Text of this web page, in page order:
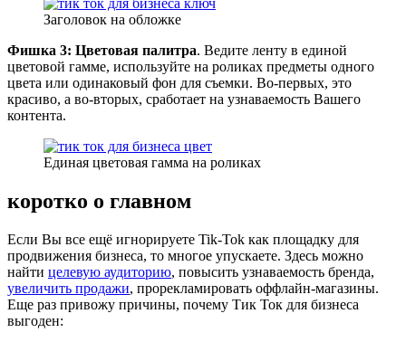
Заголовок на обложке
Фишка 3: Цветовая палитра. Ведите ленту в единой
цветовой гамме, используйте на роликах предметы одного
цвета или одинаковый фон для съемки. Во-первых, это
красиво, а во-вторых, сработает на узнаваемость Вашего
контента.
Единая цветовая гамма на роликах
коротко о главном
Если Вы все ещё игнорируете Tik-Tok как площадку для
продвижения бизнеса, то многое упускаете. Здесь можно
найти целевую аудиторию, повысить узнаваемость бренда,
увеличить продажи, прорекламировать оффлайн-магазины.
Еще раз привожу причины, почему Тик Ток для бизнеса
выгоден: